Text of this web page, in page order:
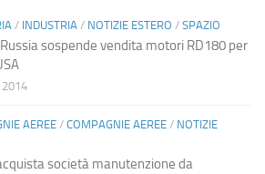
/ INDUSTRIA / NOTIZIE ESTERO / SPAZIO
sospende vendita motori RD180 per
2014
AEREE / COMPAGNIE AEREE / NOTIZIE
società manutenzione da